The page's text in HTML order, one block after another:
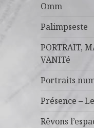
Omm
Palimpseste
PORTRAIT,
VANITé
Portraits
Présence –
Rêvons